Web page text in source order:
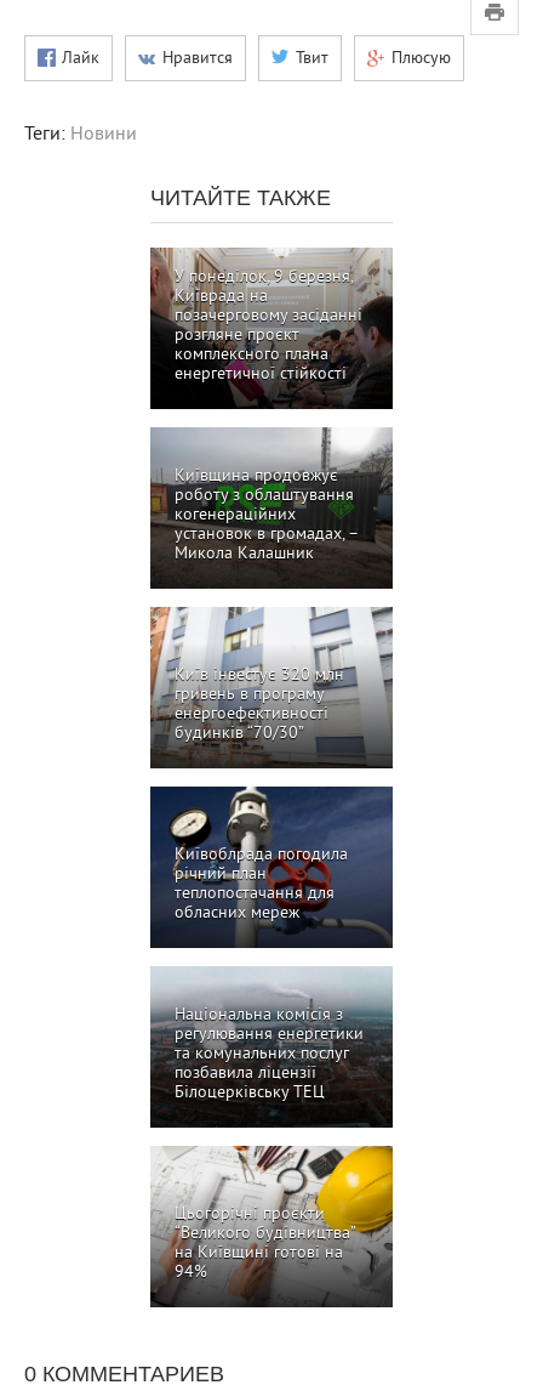
Лайк Нравится Твит Плюсую
Теги: Новини
ЧИТАЙТЕ ТАКЖЕ
У понеділок, 9 березня,
Київрада на
позачерговому засіданні
розгляне проєкт
комплексного плана
енергетичної стійкості
Київщина продовжує
роботу з облаштування
когенераційних
установок в громадах, –
Микола Калашник
Київ інвестує 320 млн
гривень в програму
енергоефективності
будинків “70/30”
Київоблрада погодила
річний план
теплопостачання для
обласних мереж
Національна комісія з
регулювання енергетики
та комунальних послуг
позбавила ліцензії
Білоцерківську ТЕЦ
Цьогорічні проєкти
“Великого будівництва”
на Київщині готові на
94%
0 КОММЕНТАРИЕВ